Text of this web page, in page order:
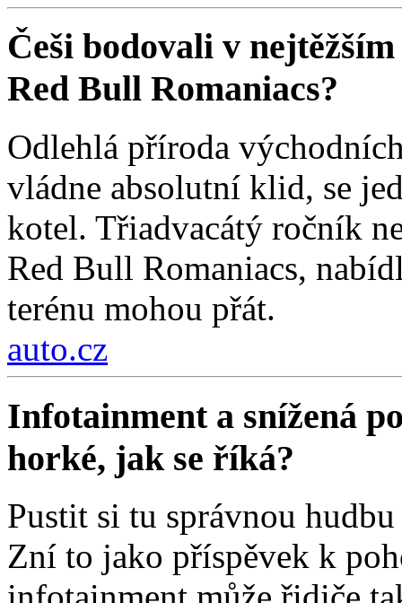
Češi bodovali v
Red Bull Romaniacs?
Odlehlá příroda
vládne absolutní klid, se
kotel. Třiadvacátý ročník
Red Bull Romaniacs,
terénu mohou přát.
auto.cz
Infotainment a snížená
horké, jak se říká?
Pustit si tu správnou
Zní to jako příspěvek k